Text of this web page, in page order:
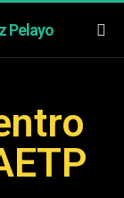
Pelayo